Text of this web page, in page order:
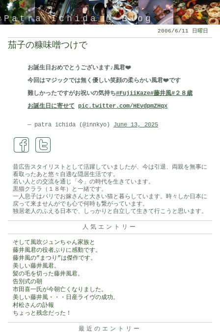
Patra Ichida @ Blog
引退したスタイリストの隠居ブログ
2006/6/11 日曜日
茄子の糠味噌つけで
お誕生日おめでとうございます♪風君❤️
今回はマジックでは無く優しい笑顔の柔らかい風君❤️です
難しかったですがお祝いの気持ち#FujiiKaze#藤井風#２８歳
お誕生日に寄せて pic.twitter.com/HEvdpmZHqx
— patra ichida (@innkyo) June 13, 2025
昔広告スタイリストとして活躍していましたが、今は引退、両親を無事に
看取ったあと悠々自適な隠居生活です。
若い人との交流を通じ「今」の時代を生きています。
黒猫クララ（１８年）と一緒です。
一人息子はパリでお嫁さんと大きい猫と暮らしています。時々しか日本に
戻って来ませんがでも心で何時も繋がっています。
独居老人のふえる日本で、しっかりと自立して生きて行こうと思います。
人気エントリー
そして風吹ジュンちゃん家族と
藤井風君の役者ぶりに感動です。
藤井風の”まつり”は傑作です。
美しい藤井風君。
髪の毛を切った藤井風君。
告別式の朝
市田喜一氏が今朝亡くなりました。
美しい藤井風・・・日産ライヴの成功。
村松さんの訃報
ちょっと残念だった！
最近のエントリー